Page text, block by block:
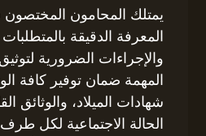
يمتلك المحامون
المعرفة الدقيقة بالمتطلبات
والإجراءات الضرورية
المهمة ضمان توفير كافة
شهادات الميلاد، والوثائق
الحالة الاجتماعية لكل